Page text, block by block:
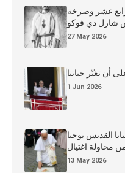
عشر وصرخة
شارل دي فوكو
27 May 2026
أن تغيّر حياتنا
1 Jun 2026
القديس يوحنا
محاولة اغتيال
13 May 2026